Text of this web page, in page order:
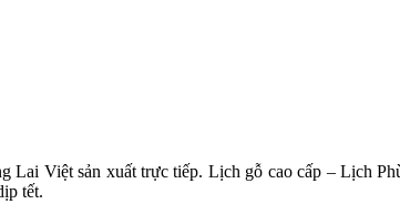
Việt sản xuất trực tiếp. Lịch gỗ cao cấp – Lịch
tết.